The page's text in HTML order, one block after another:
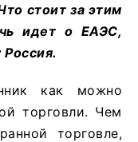
стоит за этим
идет о ЕАЭС,
как можно
торговли. Чем
торговле,